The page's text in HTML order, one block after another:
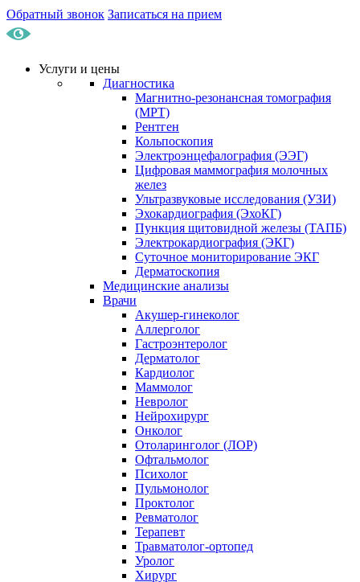
Обратный звонок Записаться на прием
Услуги и цены
Диагностика
Магнитно-резонансная томография
(МРТ)
Рентген
Кольпоскопия
Электроэнцефалография (ЭЭГ)
Цифровая маммография молочных
желез
Ультразвуковые исследования (УЗИ)
Эхокардиография (ЭхоКГ)
Пункция щитовидной железы (ТАПБ)
Электрокардиография (ЭКГ)
Суточное мониторирование ЭКГ
Дерматоскопия
Медицинские анализы
Врачи
Акушер-гинеколог
Аллерголог
Гастроэнтеролог
Дерматолог
Кардиолог
Маммолог
Невролог
Нейрохирург
Онколог
Отоларинголог (ЛОР)
Офтальмолог
Психолог
Пульмонолог
Проктолог
Ревматолог
Терапевт
Травматолог-ортопед
Уролог
Хирург